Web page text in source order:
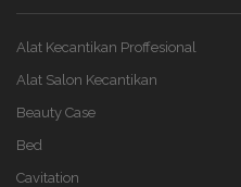
Alat Kecantikan Proffesional
Alat Salon Kecantikan
Beauty Case
Bed
Cavitation